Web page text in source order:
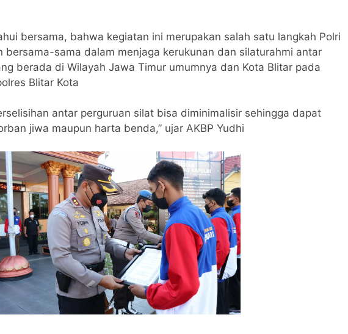
bersama, bahwa kegiatan ini merupakan salah satu langkah Polri
bersama-sama dalam menjaga kerukunan dan silaturahmi antar
berada di Wilayah Jawa Timur umumnya dan Kota Blitar pada
Blitar Kota
antar perguruan silat bisa diminimalisir sehingga dapat
jiwa maupun harta benda,” ujar AKBP Yudhi